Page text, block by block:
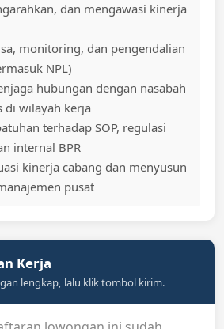
dan mengawasi kinerja
monitoring, dan pengendalian
NPL)
hubungan dengan nasabah
di wilayah kerja
terhadap SOP, regulasi
internal BPR
kinerja cabang dan menyusun
pusat
Kerja
lengkap, lalu klik tombol kirim.